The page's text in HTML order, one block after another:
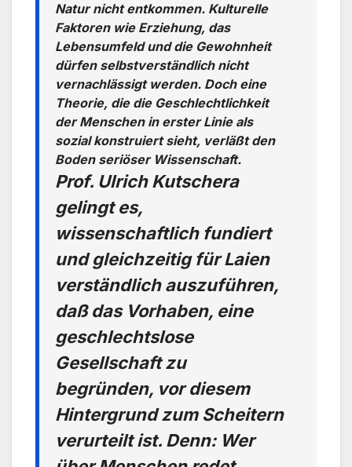
Natur nicht entkommen. Kulturelle
Faktoren wie Erziehung, das
Lebensumfeld und die Gewohnheit
dürfen selbstverständlich nicht
vernachlässigt werden. Doch eine
Theorie, die die Geschlechtlichkeit
der Menschen in erster Linie als
sozial konstruiert sieht, verläßt den
Boden seriöser Wissenschaft.
Prof. Ulrich Kutschera
gelingt es,
wissenschaftlich fundiert
und gleichzeitig für Laien
verständlich auszuführen,
daß das Vorhaben, eine
geschlechtslose
Gesellschaft zu
begründen, vor diesem
Hintergrund zum Scheitern
verurteilt ist. Denn: Wer